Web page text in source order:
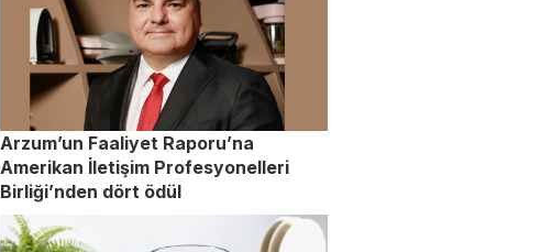
Arzum’un Faaliyet Raporu’na
Amerikan İletişim Profesyonelleri
Birliği’nden dört ödül